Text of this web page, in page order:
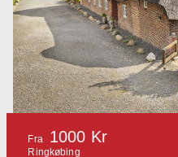
Fra 1000 Kr
Ringkøbing